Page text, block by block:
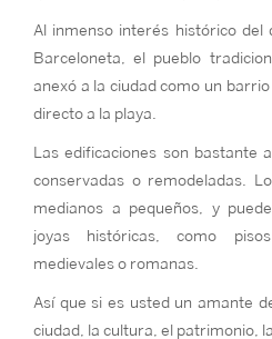
Al inmenso interés histórico
Barceloneta, el pueblo
anexó a la ciudad como un
directo a la playa.
Las edificaciones son bastante
conservadas o remodeladas.
medianos a pequeños, y
joyas históricas, como
medievales o romanas.
Así que si es usted un amante
ciudad, la cultura, el patrimonio,